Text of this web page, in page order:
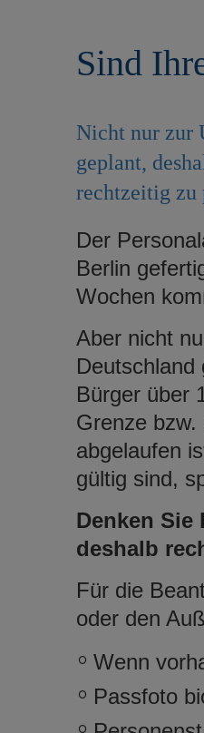
Sind
Nicht nur zur
geplant,
rechtzeitig zu
Der
Berlin
Wochen
Aber nicht
Deutschland
Bürger über
Grenze
abgelaufen
gültig sind,
Denken Sie
deshalb
Für die
oder den
Wenn
Passfoto